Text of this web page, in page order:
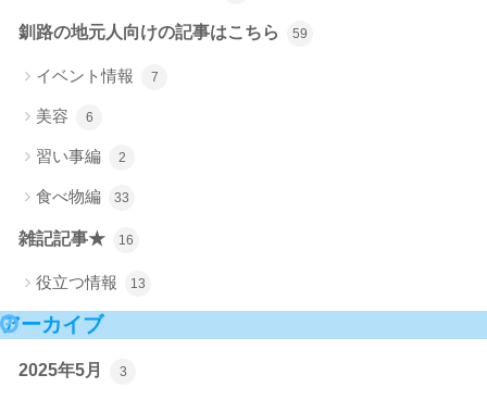
釧路の地元人向けの記事はこちら 59
イベント情報 7
美容 6
習い事編 2
食べ物編 33
雑記記事★ 16
役立つ情報 13
アーカイブ
2025年5月 3